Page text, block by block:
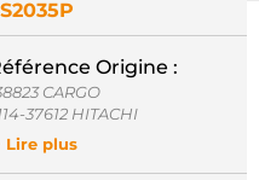
Origine :
CARGO
37612 HITACHI
87508 HITACHI
97605 HITACHI
Lire plus